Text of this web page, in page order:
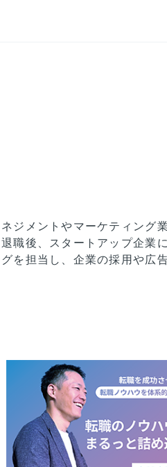
ジメントやマーケティング
職後、スタートアップ企業
を担当し、企業の採用や広